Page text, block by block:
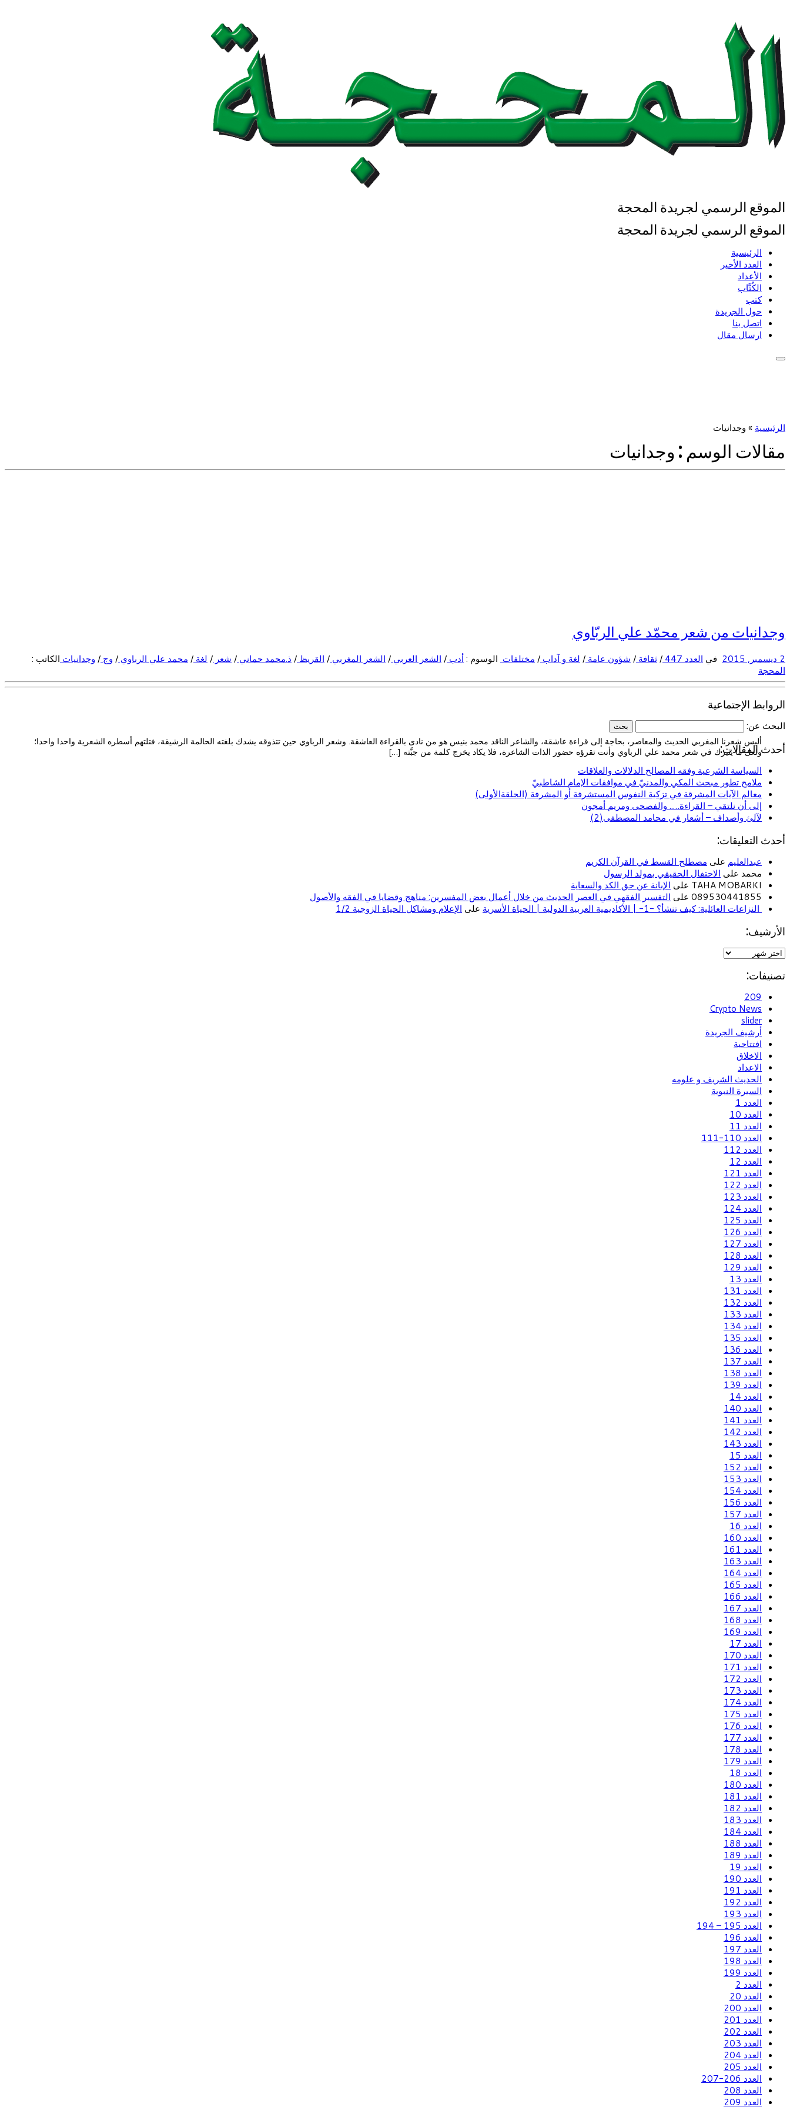
الموقع الرسمي لجريدة المحجة
الموقع الرسمي لجريدة المحجة
الرئيسية
العدد الأخير
الأعداد
الكُتَّاب
كتب
حول الجريدة
اتصل بنا
ارسال مقال
الرئيسية » وجدانيات
مقالات الوسم : وجدانيات
أليس شعرنا المغربي الحديث والمعاصر، بحاجة إلى قراءة عاشقة، والشاعر الناقد محمد بنيس هو من نادى بالقراءة العاشقة. وشعر الرباوي حين تتذوقه يشدك بلغته الحالمة الرشيقة، فتلتهم أسطره الشعرية واحدا واحدا؛
ولعل ما يثيرك في شعر محمد علي الرباوي وأنت تقرؤه حضور الذات الشاعرة، فلا يكاد يخرج كلمة من جبَّته […]
وجدانيات من شعر محمّد علي الربّاوي
2 ديسمبر, 2015 في العدد 447 /ثقافة / شؤون عامة / لغة و آداب / مختلفات الوسوم :أدب / الشعر العربي / الشعر المغربي / القريظ / ذ.محمد حماني / شعر / لغة / محمد علي الرباوي / وج / وجدانيات الكاتب :
المحجة
الروابط الإجتماعية
البحث عن:
أحدث المقالات:
السياسة الشرعية وفقه المصالح الدلالات والعلاقات
ملامح تطور مبحث المكي والمدنيّ في موافقات الإمام الشاطبيّ
معالم الآيات المشرقة في تزكية النفوس المستشرفة أو المشرفة (الحلقةالأولى)
إلى أن نلتقي – القراءة….. والفصحى ومريم أمجون
لآلئ وأصداف – أشعار في محامد المصطفى(2)
أحدث التعليقات:
عبدالعليم على مصطلح القسط في القرآن الكريم
محمد على الاحتفال الحقيقي بمولد الرسول
TAHA MOBARKI على
الإبانة عن حق الكد والسعاية
089530441855 على
التفسير الفقهي في العصر الحديث من خلال أعمال بعض المفسرين: مناهج وقضايا في الفقه والأصول
النزاعات العائلية: كيف تنشأ؟ -1- | الأكاديمية العربية الدولية | الحياة الأسرية
على الإعلام ومشاكل الحياة الزوجية 1/2
الأرشيف:
تصنيفات:
209
Crypto News
slider
أرشيف الجريدة
افتتاحية
الاخلاق
الاعداد
الحديث الشريف و علومه
السيرة النبوية
العدد 1
العدد 10
العدد 11
العدد 110-111
العدد 112
العدد 12
العدد 121
العدد 122
العدد 123
العدد 124
العدد 125
العدد 126
العدد 127
العدد 128
العدد 129
العدد 13
العدد 131
العدد 132
العدد 133
العدد 134
العدد 135
العدد 136
العدد 137
العدد 138
العدد 139
العدد 14
العدد 140
العدد 141
العدد 142
العدد 143
العدد 15
العدد 152
العدد 153
العدد 154
العدد 156
العدد 157
العدد 16
العدد 160
العدد 161
العدد 163
العدد 164
العدد 165
العدد 166
العدد 167
العدد 168
العدد 169
العدد 17
العدد 170
العدد 171
العدد 172
العدد 173
العدد 174
العدد 175
العدد 176
العدد 177
العدد 178
العدد 179
العدد 18
العدد 180
العدد 181
العدد 182
العدد 183
العدد 184
العدد 188
العدد 189
العدد 19
العدد 190
العدد 191
العدد 192
العدد 193
العدد 195 – 194
العدد 196
العدد 197
العدد 198
العدد 199
العدد 2
العدد 20
العدد 200
العدد 201
العدد 202
العدد 203
العدد 204
العدد 205
العدد 206-207
العدد 208
العدد 209